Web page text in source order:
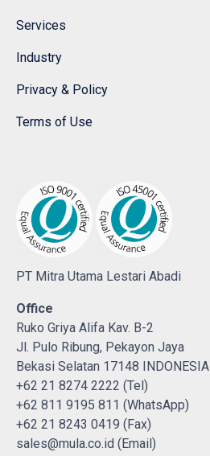
Services
Industry
Privacy & Policy
Terms of Use
PT Mitra Utama Lestari Abadi
Office
Ruko Griya Alifa Kav. B-2
Jl. Pulo Ribung, Pekayon Jaya
Bekasi Selatan 17148 INDONESIA
+62 21 8274 2222 (Tel)
+62 811 9195 811 (WhatsApp)
+62 21 8243 0419 (Fax)
sales@mula.co.id (Email)